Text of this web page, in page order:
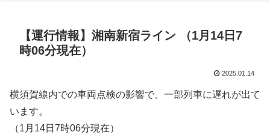
【運行情報】湘南新宿ライン （1月14日7
時06分現在）
2025.01.14
横須賀線内での車両点検の影響で、一部列車に遅れが出て
います。
（1月14日7時06分現在）